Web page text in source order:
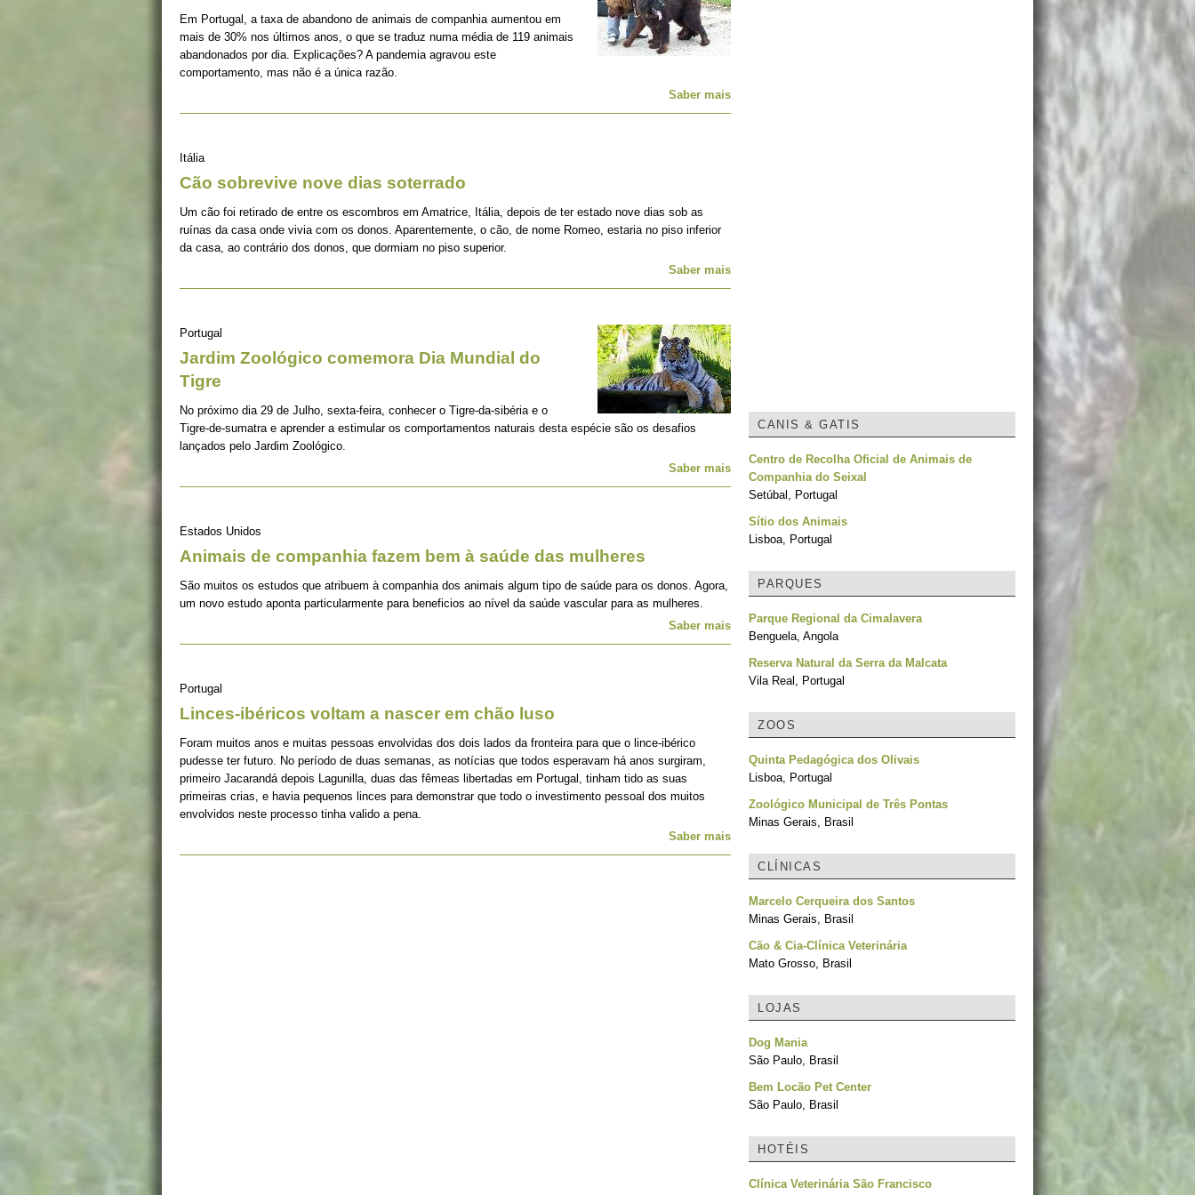
Em Portugal, a taxa de abandono de animais de companhia aumentou em
mais de 30% nos últimos anos, o que se traduz numa média de 119 animais
abandonados por dia. Explicações? A pandemia agravou este
comportamento, mas não é a única razão.
Saber mais
Itália
Cão sobrevive nove dias soterrado
Um cão foi retirado de entre os escombros em Amatrice, Itália, depois de ter estado nove dias sob as
ruínas da casa onde vivia com os donos. Aparentemente, o cão, de nome Romeo, estaria no piso inferior
da casa, ao contrário dos donos, que dormiam no piso superior.
Saber mais
Portugal
Jardim Zoológico comemora Dia Mundial do
Tigre
No próximo dia 29 de Julho, sexta-feira, conhecer o Tigre-da-sibéria e o
Tigre-de-sumatra e aprender a estimular os comportamentos naturais desta espécie são os desafios
lançados pelo Jardim Zoológico.
Saber mais
Estados Unidos
Animais de companhia fazem bem à saúde das mulheres
São muitos os estudos que atribuem à companhia dos animais algum tipo de saúde para os donos. Agora,
um novo estudo aponta particularmente para beneficios ao nível da saúde vascular para as mulheres.
Saber mais
Portugal
Linces-ibéricos voltam a nascer em chão luso
Foram muitos anos e muitas pessoas envolvidas dos dois lados da fronteira para que o lince-ibérico
pudesse ter futuro. No período de duas semanas, as notícias que todos esperavam há anos surgiram,
primeiro Jacarandá depois Lagunilla, duas das fêmeas libertadas em Portugal, tinham tido as suas
primeiras crias, e havia pequenos linces para demonstrar que todo o investimento pessoal dos muitos
envolvidos neste processo tinha valido a pena.
Saber mais
CANIS & GATIS
Centro de Recolha Oficial de Animais de
Companhia do Seixal
Setúbal, Portugal
Sítio dos Animais
Lisboa, Portugal
PARQUES
Parque Regional da Cimalavera
Benguela, Angola
Reserva Natural da Serra da Malcata
Vila Real, Portugal
ZOOS
Quinta Pedagógica dos Olivais
Lisboa, Portugal
Zoológico Municipal de Três Pontas
Minas Gerais, Brasil
CLÍNICAS
Marcelo Cerqueira dos Santos
Minas Gerais, Brasil
Cão & Cia-Clínica Veterinária
Mato Grosso, Brasil
LOJAS
Dog Mania
São Paulo, Brasil
Bem Locão Pet Center
São Paulo, Brasil
HOTÉIS
Clínica Veterinária São Francisco